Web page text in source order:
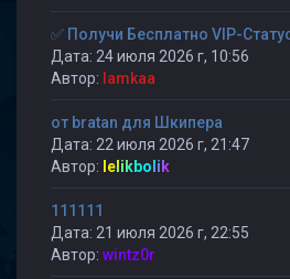
✅ Получи Бесплатно VIP-
Дата: 24 июля 2026 г, 10:56
Автор: lamkaa
от bratan для Шкипера
Дата: 22 июля 2026 г, 21:47
Автор: lelikbolik
111111
Дата: 21 июля 2026 г, 22:55
Автор: wintz0r